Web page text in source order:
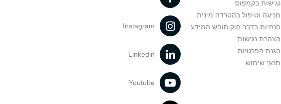
נגישות בקמפוס
מניעה וטיפול בהטרדה מינית
הנחיות בדבר חוק חופש המידע
הצהרת נגישות
הגנת הפרטיות
תנאי שימוש
Instagram
Linkedin
Youtube